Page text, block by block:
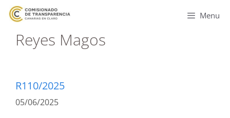
Menu
Reyes Magos
R110/2025
05/06/2025